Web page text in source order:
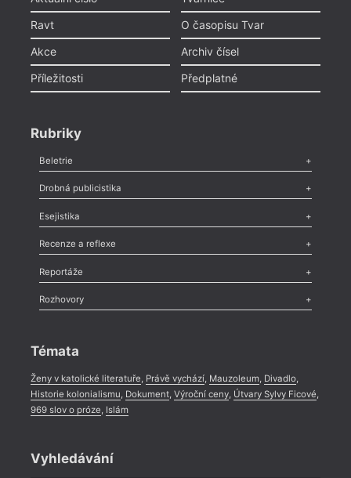
Ravt
Akce
Příležitosti
O časopisu Tvar
Archiv čísel
Předplatné
Rubriky
Beletrie
Poezie,Próza,Dokumenty
Drobná publicistika
Odlesk
Nekrolog,Glosa,Sloupek,Pozvánka,Literární soutěž,
Esejistika
Esej ,Pádlo,Úvaha
Recenze a reflexe
Recenze
Méně slov o próze,Celá rubrika
Reportáže
Literární zítřky
Celá rubrika
Rozhovory
Témata
Ženy v katolické literatuře, Právě vychází, Mauzoleum, Divadlo,
Historie kolonialismu, Dokument, Výroční ceny, Útvary Sylvy Ficové,
969 slov o próze, Islám
Vyhledávání